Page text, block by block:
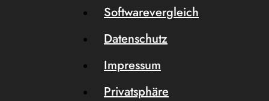
Softwarevergleich
Datenschutz
Impressum
Privatsphäre